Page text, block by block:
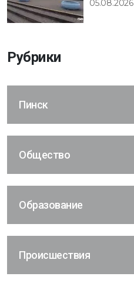
05.08.2026
Рубрики
Пинск
Общество
Образование
Происшествия